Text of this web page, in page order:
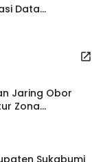
Data
Jaring Obor
Zona
Sukabumi